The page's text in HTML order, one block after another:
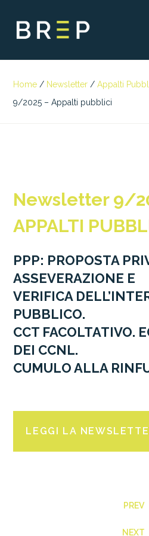
Home / Newsletter / Appalti
9/2025 – Appalti pubblici
Newsletter 9/
APPALTI
PPP: PROPOSTA
ASSEVERAZIONE E
VERIFICA
PUBBLICO.
CCT FACOLTATIVO.
DEI CCNL.
CUMULO ALLA
LEGGI LA
PREV
NEXT